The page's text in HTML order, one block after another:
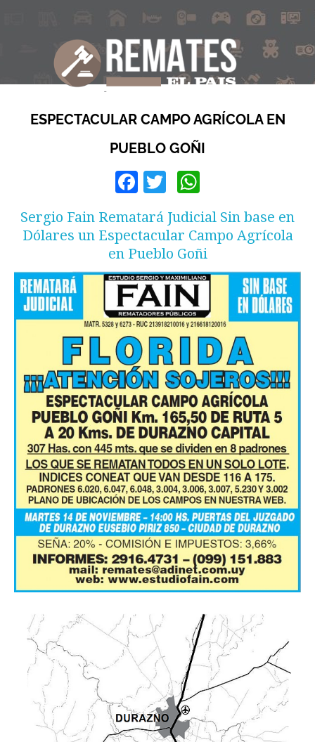
ESPECTACULAR CAMPO AGRÍCOLA EN
PUEBLO GOÑI
Facebook
Twitter
Sergio Fain Rematará Judicial Sin base en
Dólares un Espectacular Campo Agrícola
en Pueblo Goñi